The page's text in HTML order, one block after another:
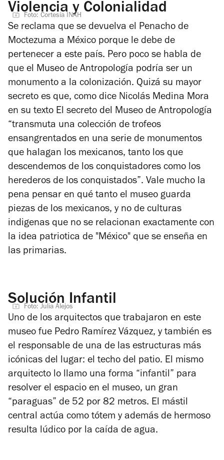
Violencia y Colonialidad
Foto: Cortesía INAH
Se reclama que se devuelva el Penacho de
Moctezuma a México porque le debe de
pertenecer a este país. Pero poco se habla de
que el Museo de Antropología podría ser un
monumento a la colonización. Quizá su mayor
secreto es que, como dice Nicolás Medina Mora
en su texto El secreto del Museo de Antropología
“transmuta una colección de trofeos
ensangrentados en una serie de monumentos
que halagan los mexicanos, tanto los que
descendemos de los conquistadores como los
herederos de los conquistados”. Vale mucho la
pena pensar en qué tanto el museo guarda
piezas de los mexicanos, y no de culturas
indigenas que no se relacionan exactamente con
la idea patriotica de "México" que se enseña en
las primarias.
Solución Infantil
Foto: Julia Alejos
Uno de los arquitectos que trabajaron en este
museo fue Pedro Ramírez Vázquez, y también es
el responsable de una de las estructuras más
icónicas del lugar: el techo del patio. El mismo
arquitecto lo llamo una forma “infantil” para
resolver el espacio en el museo, un gran
“paraguas” de 52 por 82 metros. El mástil
central actúa como tótem y además de hermoso
resulta lúdico por la caída de agua.